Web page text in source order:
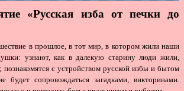
«Русская изба от печки до
в прошлое, в тот мир, в котором жили наши
узнают, как в далекую старину люди жили,
познакомятся с устройством русской избы и бытом
будет сопровождаться загадками, викторинами.